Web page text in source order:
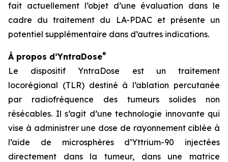
fait actuellement l’objet d’une évaluation dans le
cadre du traitement du LA-PDAC et présente un
potentiel supplémentaire dans d’autres indications.
À propos d’YntraDose®
Le dispositif YntraDose est un traitement
locorégional (TLR) destiné à l’ablation percutanée
par radiofréquence des tumeurs solides non
résécables. Il s’agit d’une technologie innovante qui
vise à administrer une dose de rayonnement ciblée à
l’aide de microsphères d’Yttrium-90 injectées
directement dans la tumeur, dans une matrice